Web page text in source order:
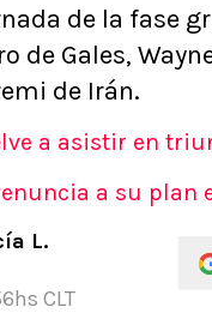
de la fase
de Gales,
de Irán.
a asistir en
a su plan
L.
CLT